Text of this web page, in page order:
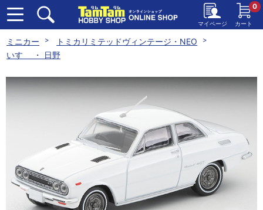
マイページ カート
0
ミニカー
トミカリミテッドヴィンテージ・NEO
いすゞ ・ 日野